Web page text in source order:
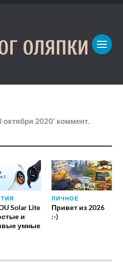
октября 2020' коммент.
Solar Lite
и
умные
ЛИЧНОЕ
Привет из 2026
:-)